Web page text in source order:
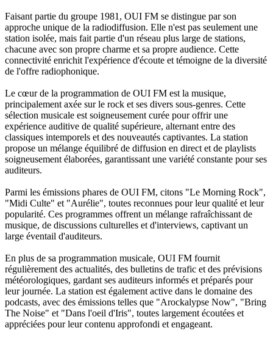
Faisant partie du groupe 1981, OUI FM se distingue par son
approche unique de la radiodiffusion. Elle n'est pas seulement une
station isolée, mais fait partie d'un réseau plus large de stations,
chacune avec son propre charme et sa propre audience. Cette
connectivité enrichit l'expérience d'écoute et témoigne de la diversité
de l'offre radiophonique.
Le cœur de la programmation de OUI FM est la musique,
principalement axée sur le rock et ses divers sous-genres. Cette
sélection musicale est soigneusement curée pour offrir une
expérience auditive de qualité supérieure, alternant entre des
classiques intemporels et des nouveautés captivantes. La station
propose un mélange équilibré de diffusion en direct et de playlists
soigneusement élaborées, garantissant une variété constante pour ses
auditeurs.
Parmi les émissions phares de OUI FM, citons "Le Morning Rock",
"Midi Culte" et "Aurélie", toutes reconnues pour leur qualité et leur
popularité. Ces programmes offrent un mélange rafraîchissant de
musique, de discussions culturelles et d'interviews, captivant un
large éventail d'auditeurs.
En plus de sa programmation musicale, OUI FM fournit
régulièrement des actualités, des bulletins de trafic et des prévisions
météorologiques, gardant ses auditeurs informés et préparés pour
leur journée. La station est également active dans le domaine des
podcasts, avec des émissions telles que "Arockalypse Now", "Bring
The Noise" et "Dans l'oeil d'Iris", toutes largement écoutées et
appréciées pour leur contenu approfondi et engageant.